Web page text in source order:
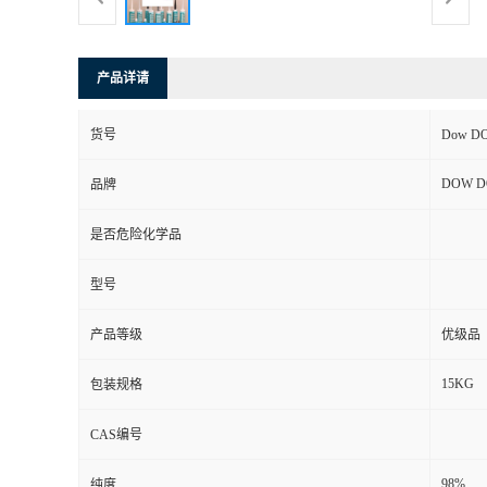
产品详请
货号 Dow
品牌 DOW
是否危险化学品
型号
产品等级 优级品
包装规格 15KG
CAS编号
98%